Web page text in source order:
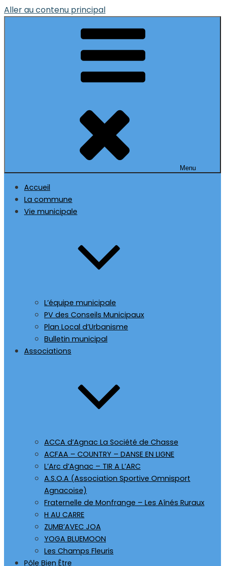
Aller au contenu principal
Menu
Accueil
La commune
Vie municipale
L’équipe municipale
PV des Conseils Municipaux
Plan Local d’Urbanisme
Bulletin municipal
Associations
ACCA d’Agnac La Société de Chasse
ACFAA – COUNTRY – DANSE EN LIGNE
L’Arc d’Agnac – TIR A L’ARC
A.S.O.A (Association Sportive Omnisport
Agnacoise)
Fraternelle de Monfrange – Les Aînés Ruraux
H AU CARRE
ZUMB’AVEC JOA
YOGA BLUEMOON
Les Champs Fleuris
Pôle Bien Être